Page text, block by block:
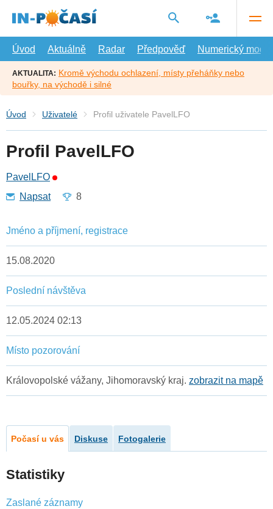
hlavní
Úvod
Aktuálně Radar Předpověď Numerický model
AKTUALITA: Kromě východu ochlazení, místy přeháňky nebo
bouřky, na východě i silné
Úvod Uživatelé Profil uživatele PavelLFO
Profil PavelLFO
PavelLFO
Napsat
8
Jméno a příjmení, registrace
15.08.2020
Poslední návštěva
12.05.2024 02:13
Místo pozorování
Královopolské vážany, Jihomoravský kraj. zobrazit na mapě
Počasí u vás Diskuse Fotogalerie
Statistiky
Zaslané záznamy